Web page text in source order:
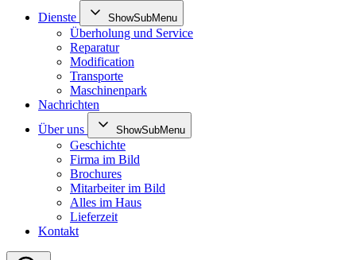
Dienste
ShowSubMenu
Überholung und Service
Reparatur
Modification
Transporte
Maschinenpark
Nachrichten
Über uns
ShowSubMenu
Geschichte
Firma im Bild
Brochures
Mitarbeiter im Bild
Alles im Haus
Lieferzeit
Kontakt